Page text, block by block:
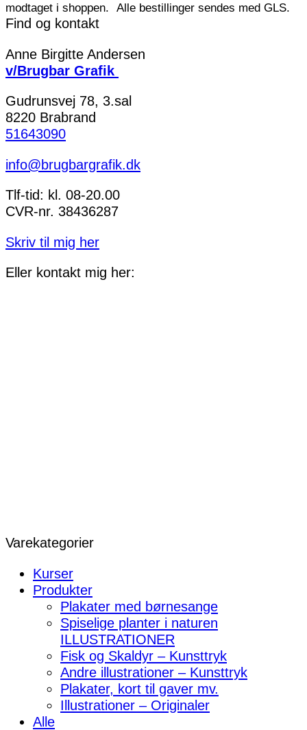
modtaget i shoppen. Alle bestillinger sendes med GLS.
Find og kontakt
Anne Birgitte Andersen
v/Brugbar Grafik
Gudrunsvej 78, 3.sal
8220 Brabrand
51643090
info@brugbargrafik.dk
Tlf-tid: kl. 08-20.00
CVR-nr. 38436287
Skriv til mig her
Eller kontakt mig her:
Varekategorier
Kurser
Produkter
Plakater med børnesange
Spiselige planter i naturen
ILLUSTRATIONER
Fisk og Skaldyr – Kunsttryk
Andre illustrationer – Kunsttryk
Plakater, kort til gaver mv.
Illustrationer – Originaler
Alle